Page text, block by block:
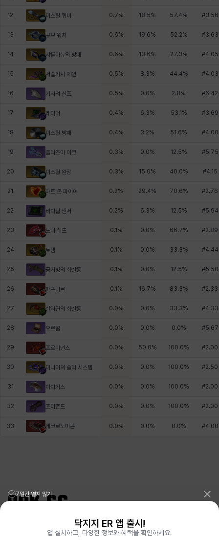
12 미스릴 퀴버 0.7% 18.5% 57.4% #3.56
13 큐브 워치 0.6% 19.6% 52.2% #3.63
14 샤를마뉴의 방패 0.6% 13.6% 27.3% #4.05
15 서슬가시 체인 0.5% 8.3% 44.4% #4.03
16 기사의 신조 0.5% 0.0% 2.8% #6.42
17 레이더 0.4% 6.3% 53.1 % #3.69
18 미스릴 방패 0.4% 3.2% 51.6% #4.00
19 플라즈마 아크 0.3% 0.0% 12.5% #5.75
20 미스릴 완장 0.3% 15.0% 40.0% #4.15
21 하트 온 파이어 0.2% 29.4% 70.6% #2.76
22 바이탈 센서 0.2% 6.3% 12.5% #5.94
23 노바 실드 0.1 % 0.0% 66.7% #2.89
24 토템 0.1 % 0.0% 33.3% #4.44
25 궁기병의 화살통 0.1 % 0.0% 12.5% #5.50
26 파프니르 0.1 % 16.7% 83.3% #2.33
27 살라딘의 화살통 0.0% 0.0% 33.3% #4.33
28 오르골 0.0% 0.0% 0.0% #5.67
29 프로미넌스 0.0% 50.0% 100.0% #2.00
30 미니어쳐 솔라 시스템 0.0% 0.0% 100.0% #2.50
31 아이기스 0.0% 0.0% 100.0% #2.00
32 포이즌드 0.0% 0.0% 100.0% #2.00
33 네크로노미콘 0.0% 0.0% 0.0% #4.00
리그오브레전드 전적검색 포로지지PORO.GG
전략적팀전투 TFT 전적검색 롤체지지 LOLCHESS.GG
7일간 열지 않기
닥지지 ER 앱 출시!
앱 설치하고, 다양한 정보와 혜택을 확인하세요.